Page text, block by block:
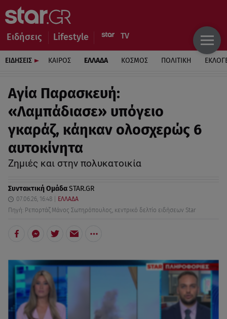
Ειδήσεις Lifestyle
ΕΙΔΗΣΕΙΣ ΚΑΙΡΟΣ ΕΛΛΑΔΑ ΚΟΣΜΟΣ ΠΟΛΙΤΙΚΗ
Αγία Παρασκευή:
«Λαμπάδιασε» υπόγειο
γκαράζ, κάηκαν ολοσχερώς 6
αυτοκίνητα
Ζημιές και στην πολυκατοικία
Συντακτική ΟμάδαSTAR.GR
07.06.26, 16:48
ΕΛΛΑΔΑ
Πηγή: Ρεπορτάζ Μάνος Σωτηρόπουλος, κεντρικό δελτίο ειδήσεων Star